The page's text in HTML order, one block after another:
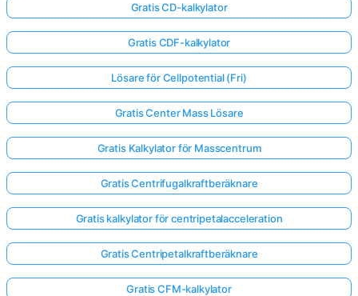
Gratis CD-kalkylator
Gratis CDF-kalkylator
Lösare för Cellpotential (Fri)
Gratis Center Mass Lösare
Gratis Kalkylator för Masscentrum
Gratis Centrifugalkraftberäknare
Gratis kalkylator för centripetalacceleration
Gratis Centripetalkraftberäknare
Gratis CFM-kalkylator